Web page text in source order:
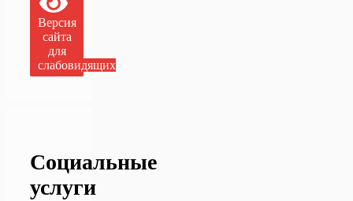
Версия
сайта
для
слабовидящих
Социальные
услуги